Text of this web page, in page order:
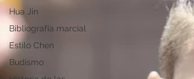
Hua Jin
Bibliografía marcial
Estilo Chen
Budismo